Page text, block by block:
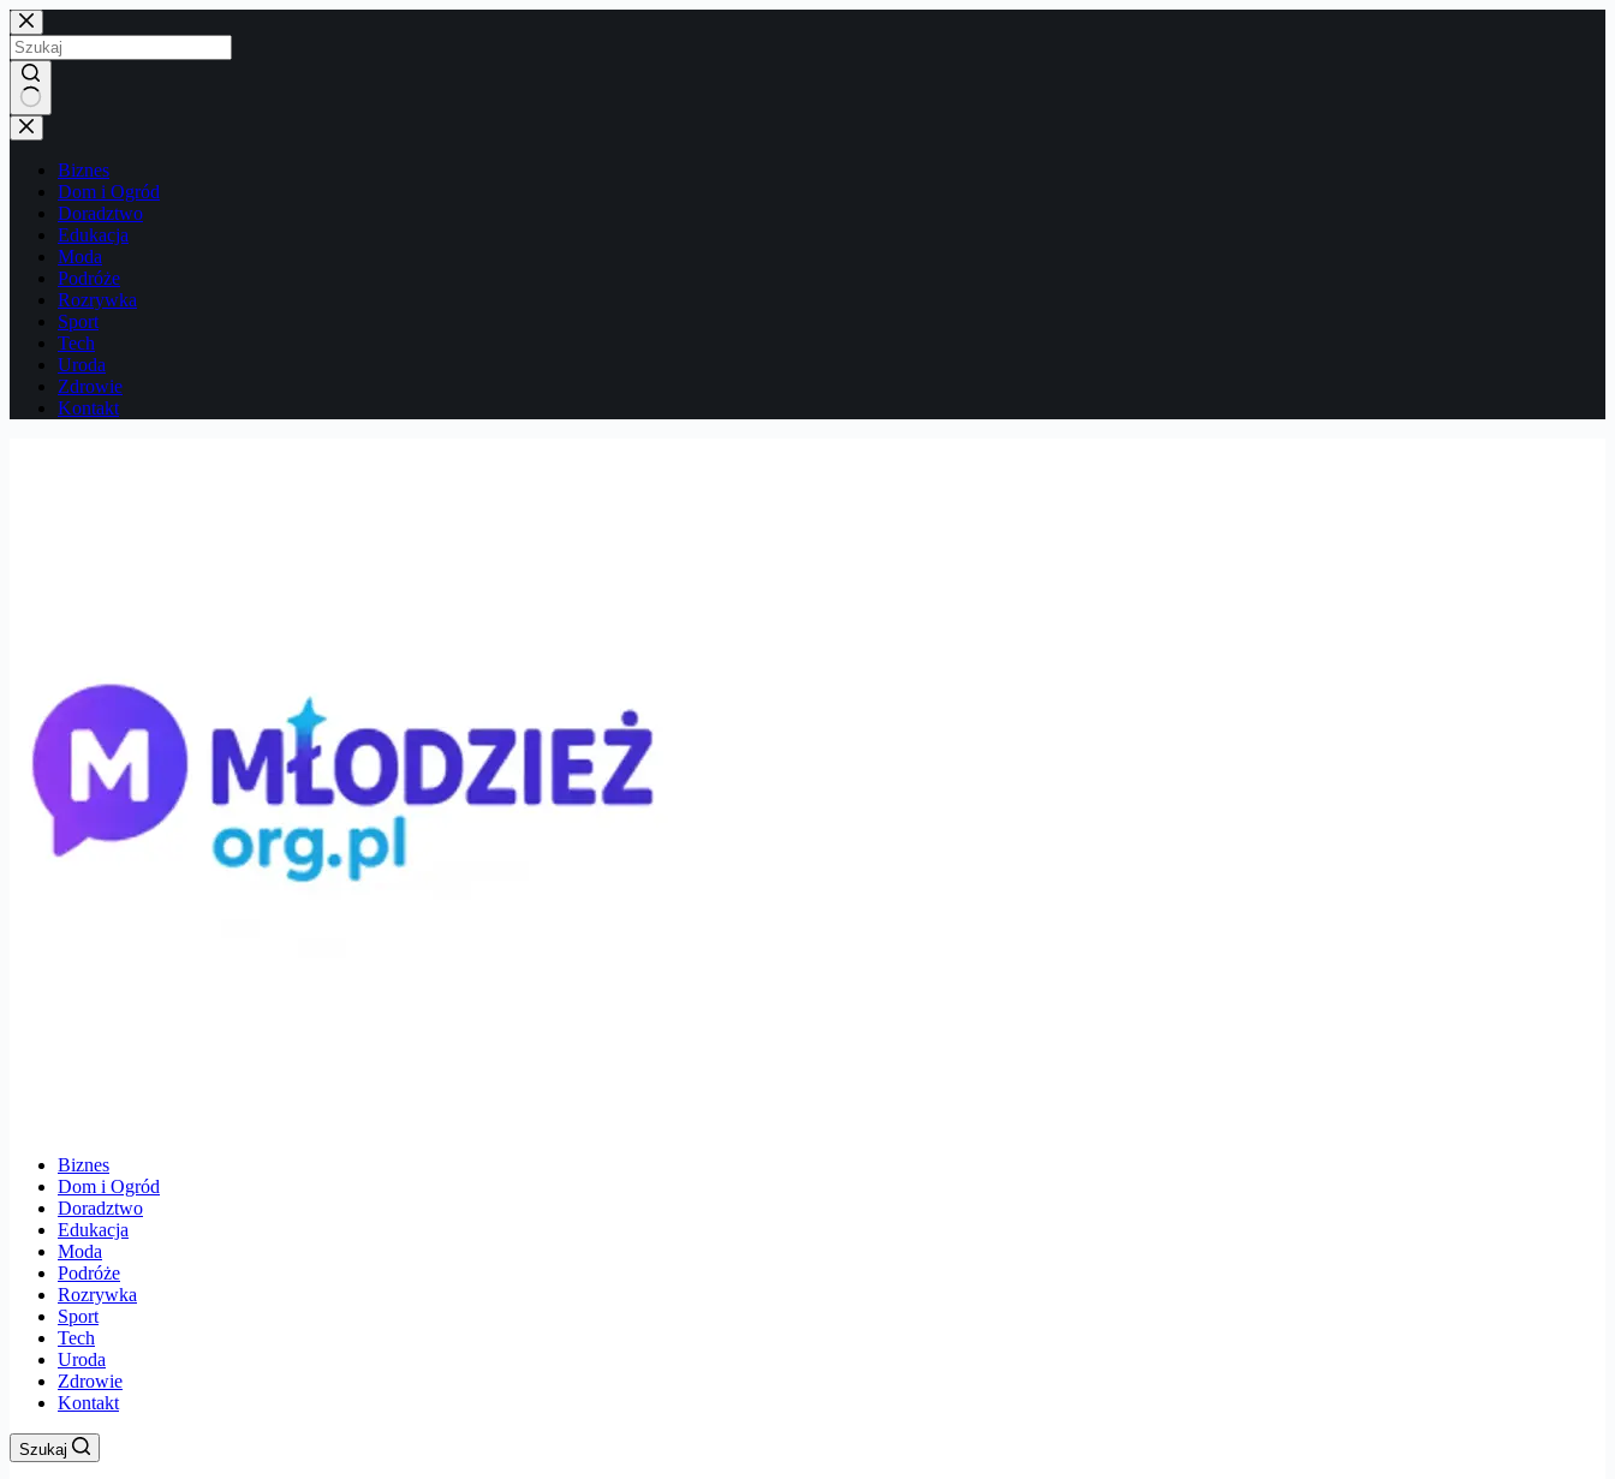
Przejdź
do
treści
Brak
wyników
Biznes
Dom i Ogród
Doradztwo
Edukacja
Moda
Podróże
Rozrywka
Sport
Tech
Uroda
Zdrowie
Kontakt
Biznes
Dom i Ogród
Doradztwo
Edukacja
Moda
Podróże
Rozrywka
Sport
Tech
Uroda
Zdrowie
Kontakt
Szukaj